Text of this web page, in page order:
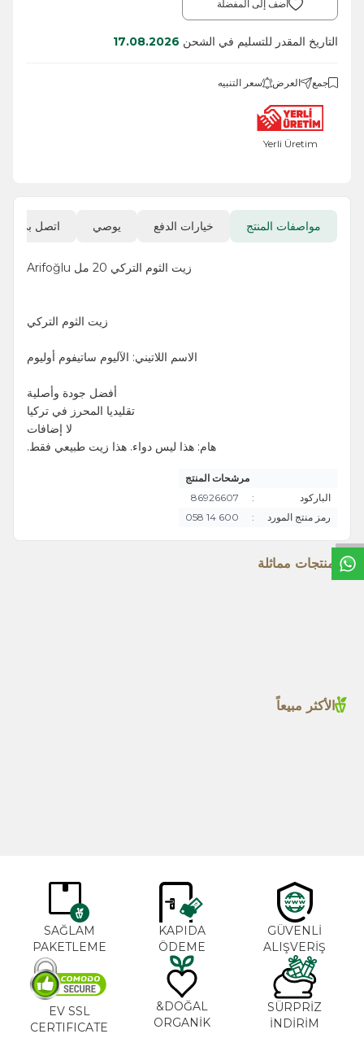
خ
ط
د
م
ا
ت
أضف إلى المفضلة
التاريخ المقدر للتسليم في الشحن 17.08.2026
جمع العرض سعر التنبيه
Yerli Üretim
مواصفات المنتج خيارات الدفع يوصي اتصل بي
زيت الثوم التركي 20 مل Arifoğlu
زيت الثوم التركي
الاسم اللاتيني: الآليوم ساتيفوم أوليوم
أفضل جودة وأصلية
تقليديا المحرز في تركيا
لا إضافات
هام: هذا ليس دواء. هذا زيت طبيعي فقط.
مرشحات المنتج
الباركود
:
86926607
رمز منتج المورد
:
600 14 058
منتجات مماثلة
الأكثر مبيعاً
GÜVENLİ
ALIŞVERİŞ
KAPIDA
ÖDEME
SAĞLAM
PAKETLEME
SÜRPRİZ
İNDİRİM
DOĞAL&
ORGANİK
EV SSL
CERTIFICATE